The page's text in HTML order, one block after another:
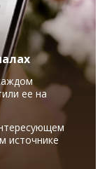
ее на
источнике